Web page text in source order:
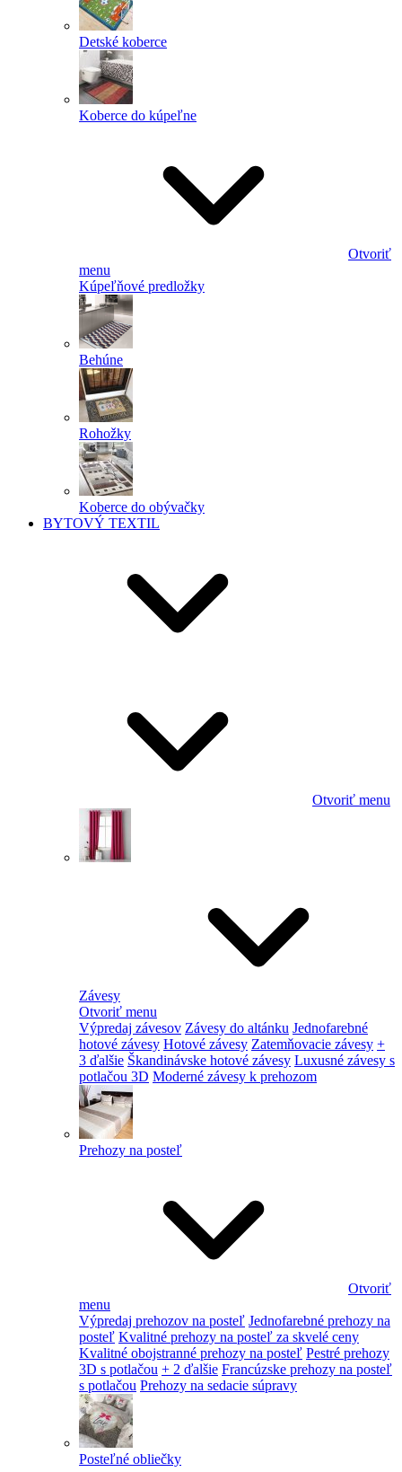
Detské koberce
Koberce do kúpeľne
Otvoriť
menu
Kúpeľňové predložky
Behúne
Rohožky
Koberce do obývačky
BYTOVÝ TEXTIL
Otvoriť menu
Závesy
Otvoriť menu
Výpredaj závesov Závesy do altánku Jednofarebné
hotové závesy Hotové závesy Zatemňovacie závesy +
3 ďalšie Škandinávske hotové závesy Luxusné závesy s
potlačou 3D Moderné závesy k prehozom
Prehozy na posteľ
Otvoriť
menu
Výpredaj prehozov na posteľ Jednofarebné prehozy na
posteľ Kvalitné prehozy na posteľ za skvelé ceny
Kvalitné obojstranné prehozy na posteľ Pestré prehozy
3D s potlačou + 2 ďalšie Francúzske prehozy na posteľ
s potlačou Prehozy na sedacie súpravy
Posteľné obliečky